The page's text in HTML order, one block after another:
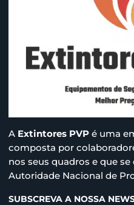
A Extintores PVP é uma
composta por
nos seus quadros e que
Autoridade Nacional de
SUBSCREVA A NOSSA